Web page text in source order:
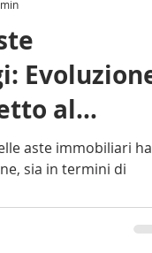
al
aste immobiliari ha
sia in termini di